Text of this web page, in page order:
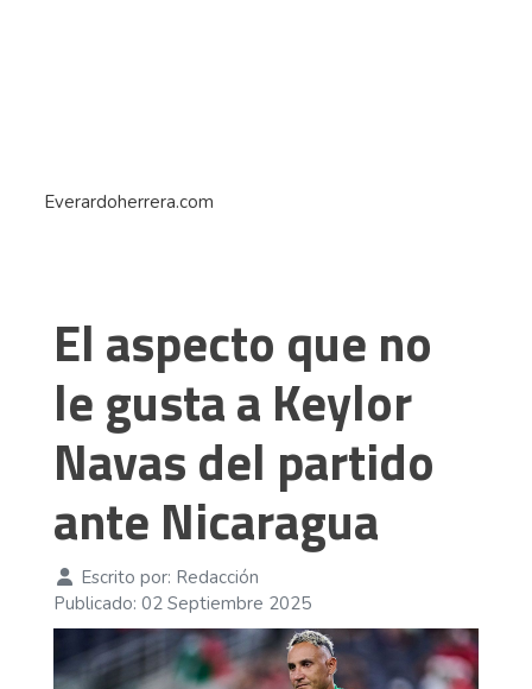
Everardoherrera.com
El aspecto que no
le gusta a Keylor
Navas del partido
ante Nicaragua
Escrito por: Redacción
Publicado: 02 Septiembre 2025